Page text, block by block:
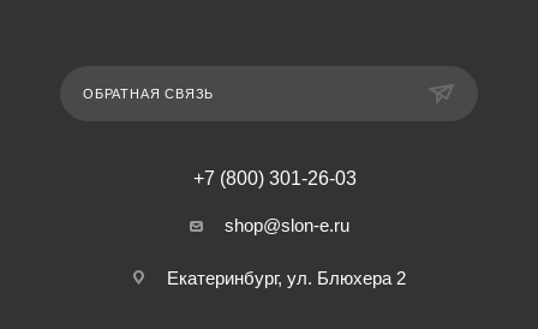
ОБРАТНАЯ СВЯЗЬ
+7 (800) 301-26-03
shop@slon-e.ru
Екатеринбург, ул. Блюхера 2